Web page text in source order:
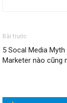
Bài trước
5 Socal Media
Marketer nào cũng